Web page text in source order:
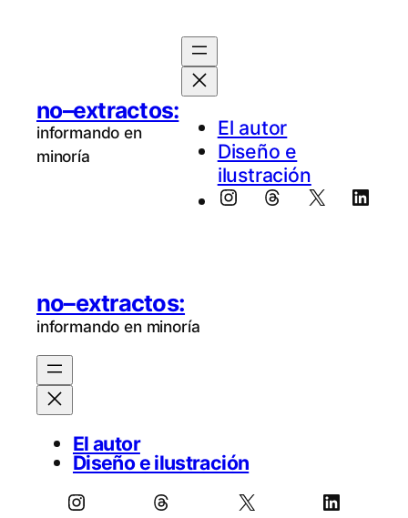
no–extractos:
informando en
minoría
El au­tor
Diseño e
ilustración
Instagram
Threads
X
no–extractos:
informando en minoría
El autor
Diseño e ilustración
Instagram Threads X LinkedIn